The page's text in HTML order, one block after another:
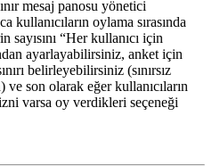
mesaj panosu yönetici
kullanıcıların oylama sırasında
sayısını “Her kullanıcı için
ayarlayabilirsiniz, anket için
belirleyebilirsiniz (sınırsız
ve son olarak eğer kullanıcıların
varsa oy verdikleri seçeneği